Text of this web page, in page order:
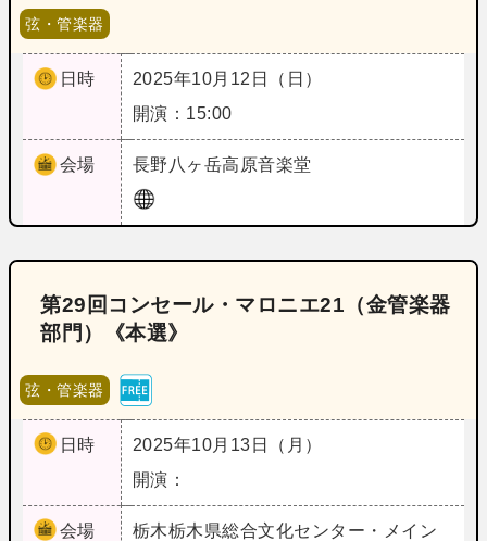
弦・管楽器
日時
2025年10月12日（日）
開演：15:00
会場 長野 八ヶ岳高原音楽堂
第29回コンセール・マロニエ21（金管楽器
部門）《本選》
弦・管楽器
日時
2025年10月13日（月）
開演：
会場 栃木栃木県総合文化センター・メイン